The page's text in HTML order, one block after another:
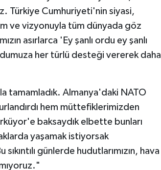
Türkiye Cumhuriyeti'nin siyasi,
ve vizyonuyla tüm dünyada göz
asırlarca 'Ey şanlı ordu ey şanlı
her türlü desteği vererek daha
tamamladık. Almanya'daki NATO
hem müttefiklerimizden
baksaydık elbette bunları
yaşamak istiyorsak
sıkıntılı günlerde hudutlarımızın, hava